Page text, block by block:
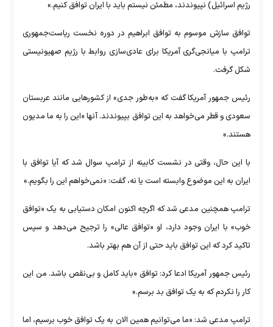
رژیم اسرائیل) نپیوندند، مطمئن نیستم باید با ایران توافق کنیم.»
توافق سازش موسوم به توافق ابراهیم در دوره نخست ریاست‌جمهوری
ترامپ با میانجی‌گری آمریکا برای عادی‌سازی روابط با رژیم صهیونیستی
شکل گرفت.
رئیس جمهور آمریکا گفت که «به‌طور جدی» از کشور‌هایی مانند عربستان
سعودی و قطر می‌خواهد به این توافق بپیوندند. آنها «این را به ما مدیون
هستند.»
با این حال، وقتی در نشست کابینه از ترامپ سوال شد که آیا توافق با
ایران به این موضوع وابسته است یا نه، گفت: «نمی‌خواهم این را بگویم.»
ترامپ همچنین مدعی شد که اگرچه اکنون امکان دستیابی به یک «توافق
خوب» با ایران وجود دارد، او «توافق عالی» را ترجیح می‌دهد و سپس
تاکید کرد که این توافق باید حتی از آن هم بهتر باشد.
رئیس جمهور آمریکا ادعا کرد: توافق «باید کامل و بی‌نقص باشد. من این
کار را نکردم که به یک توافق بد برسم.»
ترامپ مدعی شد: «ما می‌توانیم همین الان به یک توافق خوب برسیم، اما